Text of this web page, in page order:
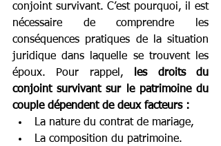
conjoint survivant. C’est pourquoi, il est
nécessaire de comprendre les
conséquences pratiques de la situation
juridique dans laquelle se trouvent les
époux. Pour rappel, les droits du
conjoint survivant sur le patrimoine du
couple dépendent de deux facteurs :
La nature du contrat de mariage,
La composition du patrimoine.